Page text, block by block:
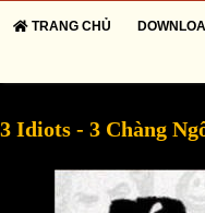
TRANG CHỦ
3 Idiots - 3 Chàng